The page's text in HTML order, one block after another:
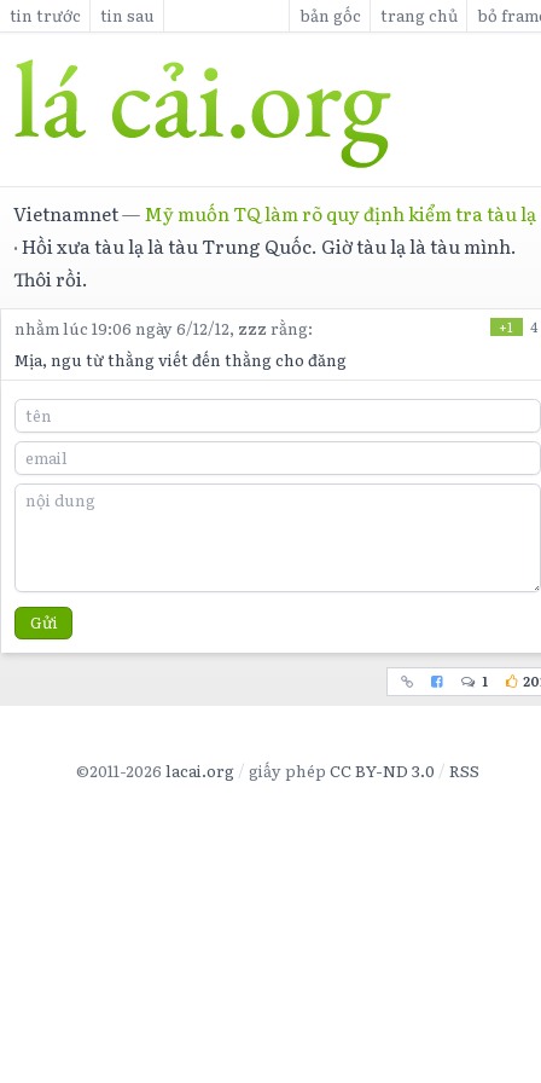
tin trước tin sau bản gốc trang chủ bỏ
Vietnamnet— Mỹ muốn TQ làm rõ quy định kiểm tra tàu lạ
·Hồi xưa tàu lạ là tàu Trung Quốc. Giờ tàu lạ là tàu mình.
Thôi rồi.
nhằm lúc 19:06 ngày 6/12/12, zzz rằng: +1 4
Mịa, ngu từ thằng viết đến thằng cho đăng
Gửi
1
©2011-2026 lacai.org giấy phép CC BY-ND 3.0 RSS